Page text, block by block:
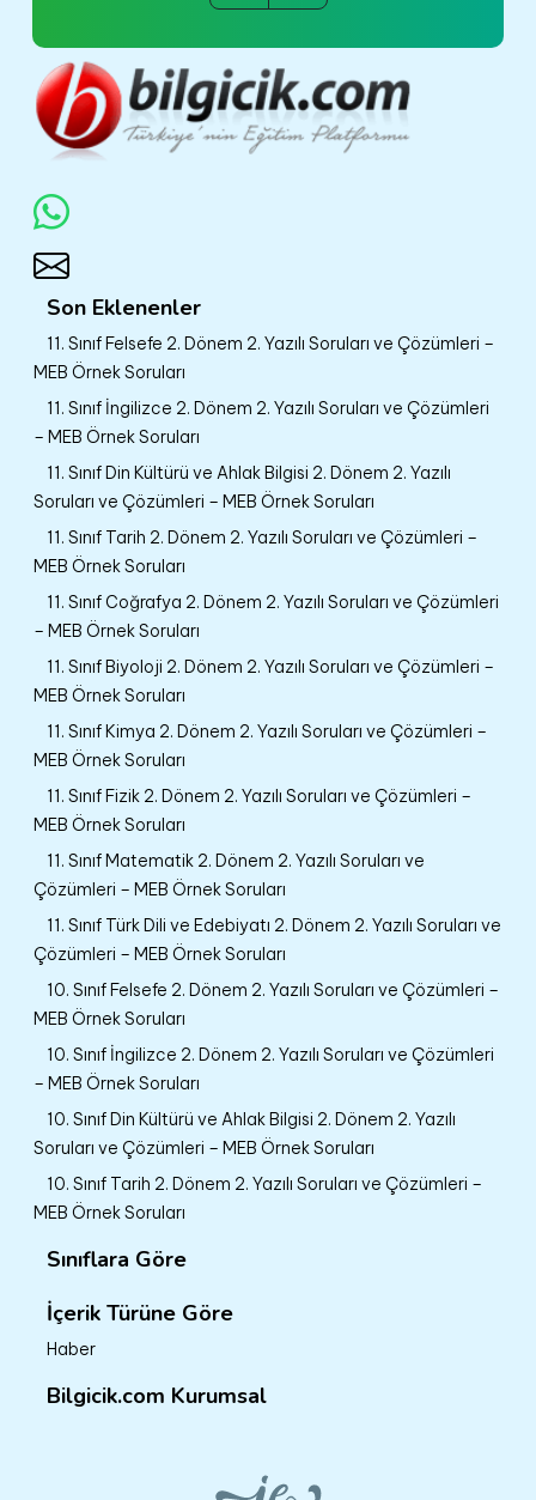
Son Eklenenler
11. Sınıf Felsefe 2. Dönem 2. Yazılı Soruları ve Çözümleri –
MEB Örnek Soruları
11. Sınıf İngilizce 2. Dönem 2. Yazılı Soruları ve Çözümleri
– MEB Örnek Soruları
11. Sınıf Din Kültürü ve Ahlak Bilgisi 2. Dönem 2. Yazılı
Soruları ve Çözümleri – MEB Örnek Soruları
11. Sınıf Tarih 2. Dönem 2. Yazılı Soruları ve Çözümleri –
MEB Örnek Soruları
11. Sınıf Coğrafya 2. Dönem 2. Yazılı Soruları ve Çözümleri
– MEB Örnek Soruları
11. Sınıf Biyoloji 2. Dönem 2. Yazılı Soruları ve Çözümleri –
MEB Örnek Soruları
11. Sınıf Kimya 2. Dönem 2. Yazılı Soruları ve Çözümleri –
MEB Örnek Soruları
11. Sınıf Fizik 2. Dönem 2. Yazılı Soruları ve Çözümleri –
MEB Örnek Soruları
11. Sınıf Matematik 2. Dönem 2. Yazılı Soruları ve
Çözümleri – MEB Örnek Soruları
11. Sınıf Türk Dili ve Edebiyatı 2. Dönem 2. Yazılı Soruları ve
Çözümleri – MEB Örnek Soruları
10. Sınıf Felsefe 2. Dönem 2. Yazılı Soruları ve Çözümleri –
MEB Örnek Soruları
10. Sınıf İngilizce 2. Dönem 2. Yazılı Soruları ve Çözümleri
– MEB Örnek Soruları
10. Sınıf Din Kültürü ve Ahlak Bilgisi 2. Dönem 2. Yazılı
Soruları ve Çözümleri – MEB Örnek Soruları
10. Sınıf Tarih 2. Dönem 2. Yazılı Soruları ve Çözümleri –
MEB Örnek Soruları
Sınıflara Göre
İçerik Türüne Göre
Haber
Bilgicik.com Kurumsal